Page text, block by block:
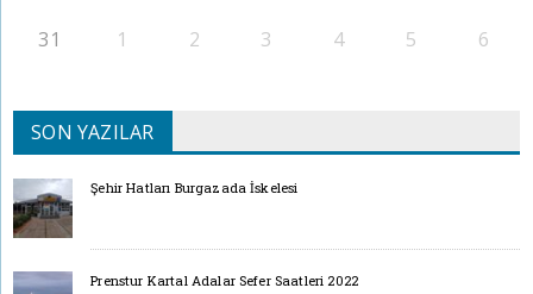
31 1 2 3 4 5 6
SON YAZILAR
Şehir Hatları Burgazada İskelesi
Prenstur Kartal Adalar Sefer Saatleri 2022